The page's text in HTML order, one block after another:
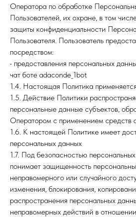
Оператора по обработке
Пользователей, их охране, в том
защиты конфиденциальности
Пользователя. Пользователь
посредством:
• предоставления персональных
чат боте adaconde_1bot
1.4. Настоящая Политика
1.5. Действие Политики
персональные данные субъектов,
Оператором с применением средств
1.6. К настоящей Политике имеет
персональных данных
1.7. Под безопасностью
понимает защищенность
неправомерного или случайного
изменения, блокирования,
распространения персональных
неправомерных действий в